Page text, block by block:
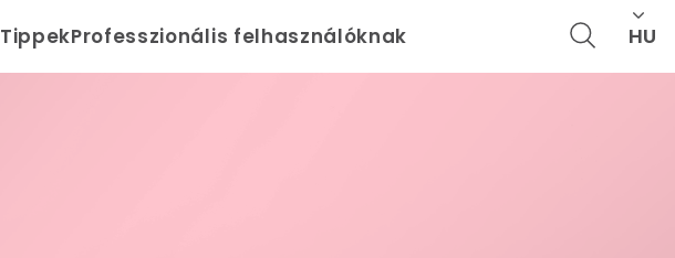
TippekProfesszionális felhasználóknak HU